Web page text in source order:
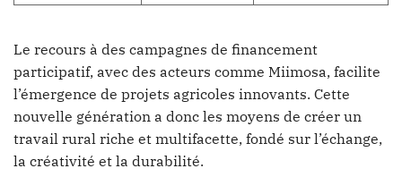
Le recours à des campagnes de financement
participatif, avec des acteurs comme Miimosa, facilite
l’émergence de projets agricoles innovants. Cette
nouvelle génération a donc les moyens de créer un
travail rural riche et multifacette, fondé sur l’échange,
la créativité et la durabilité.